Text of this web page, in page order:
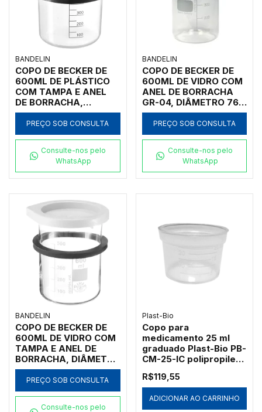
BANDELIN
COPO DE BECKER DE
600ML DE PLÁSTICO
COM TAMPA E ANEL
DE BORRACHA,
DIÂMETRO 86 MM,
ALTURA 125 MM, PARA
BANHOS
MARCA BANDELIN
PREÇO SOB CONSULTA
Consulte-nos pelo
WhatsApp
BANDELIN
COPO DE BECKER DE
600ML DE VIDRO COM
ANEL DE BORRACHA
GR-04, DIÂMETRO 76
MM, ALTURA 150 MM,
PARA BANHOS
ULTRASSÔNICOS
PREÇO SOB CONSULTA
Consulte-nos pelo
WhatsApp
BANDELIN
COPO DE BECKER DE
600ML DE VIDRO COM
TAMPA E ANEL DE
BORRACHA, DIÂMETRO
84 MM, ALTURA 125
MM, PARA BANHOS
ULTRASSÔNICOS
PREÇO SOB CONSULTA
Consulte-nos pelo
Plast-Bio
Copo para
medicamento 25 ml
graduado Plast-Bio PB-
CM-25-IC polipropileno
R$119,55
ADICIONAR AO CARRINHO